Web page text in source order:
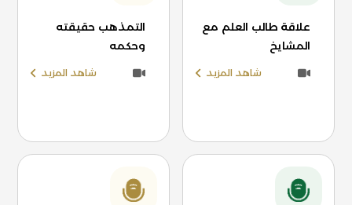
علاقة طالب العلم مع
المشايخ
شاهد المزيد
التمذهب حقيقته
وحكمه
شاهد المزيد